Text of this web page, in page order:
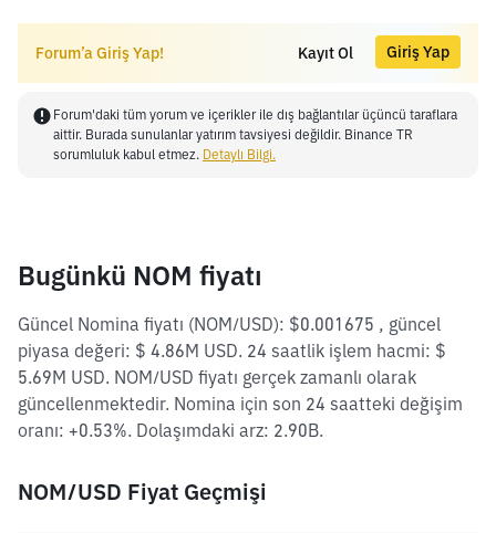
Forum’a Giriş Yap! Kayıt Ol Giriş Yap
Forum'daki tüm yorum ve içerikler ile dış bağlantılar üçüncü taraflara
aittir. Burada sunulanlar yatırım tavsiyesi değildir. Binance TR
sorumluluk kabul etmez. Detaylı Bilgi.
Bugünkü NOM fiyatı
Güncel Nomina fiyatı (NOM/USD): $0.001675 , güncel
piyasa değeri: $ 4.86M USD. 24 saatlik işlem hacmi: $
5.69M USD. NOM/USD fiyatı gerçek zamanlı olarak
güncellenmektedir. Nomina için son 24 saatteki değişim
oranı: +0.53%. Dolaşımdaki arz: 2.90B.
NOM/USD Fiyat Geçmişi